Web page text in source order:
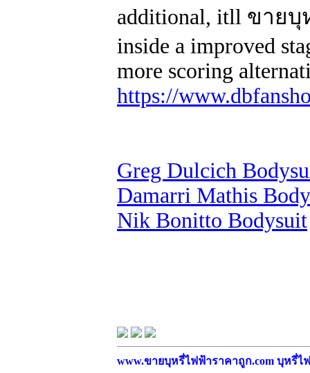
additional, itll ขายบุ
inside a improved
more scoring
https://
Greg Dulcich
Damarri Mathis
Nik Bonitto Bodysuit
www.ขายบุหรี่ไฟฟ้าราคาถูก.com บุหรี่ไ